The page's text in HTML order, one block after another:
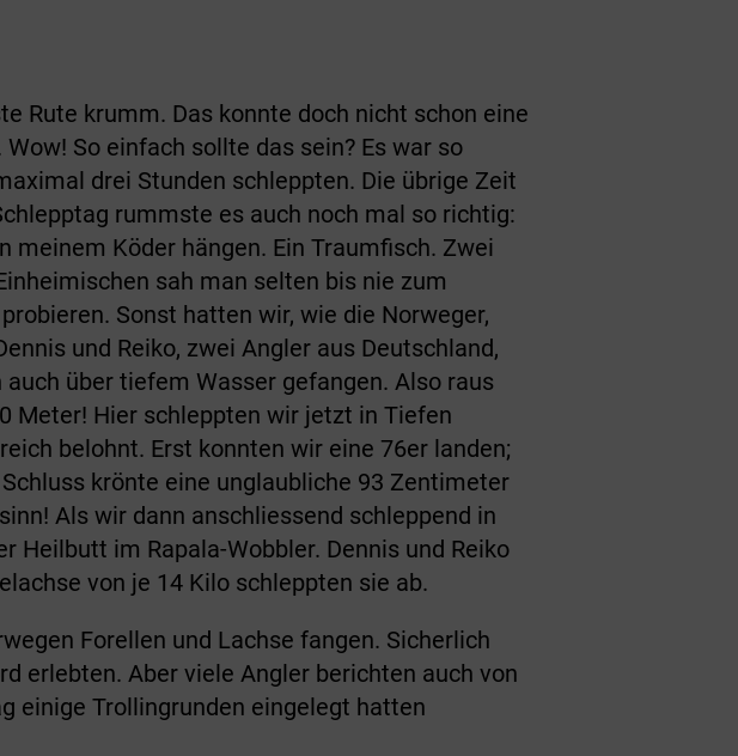
Rute krumm. Das konnte doch nicht schon eine
So einfach sollte das sein? Es war so
drei Stunden schleppten. Die übrige Zeit
rummste es auch noch mal so richtig:
meinem Köder hängen. Ein Traumfisch. Zwei
sah man selten bis nie zum
Sonst hatten wir, wie die Norweger,
und Reiko, zwei Angler aus Deutschland,
über tiefem Wasser gefangen. Also raus
Meter! Hier schleppten wir jetzt in Tiefen
belohnt. Erst konnten wir eine 76er landen;
krönte eine unglaubliche 93 Zentimeter
Als wir dann anschliessend schleppend in
Heilbutt im Rapala-Wobbler. Dennis und Reiko
von je 14 Kilo schleppten sie ab.
Forellen und Lachse fangen. Sicherlich
erlebten. Aber viele Angler berichten auch von
einige Trollingrunden eingelegt hatten